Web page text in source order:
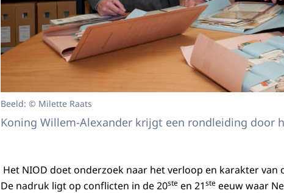
Beeld: © Milette Raats
Koning Willem-Alexander krijgt een rondleiding door
Het NIOD doet onderzoek naar het verloop en karakter van
De nadruk ligt op conflicten in de 20ste en 21ste eeuw waar